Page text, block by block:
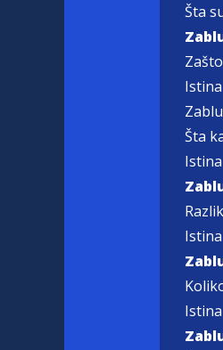
Šta
Istina
Šta
Istina
Istina
Istina